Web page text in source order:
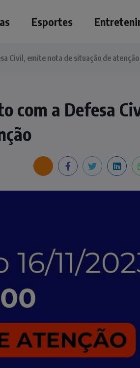
Esportes
Civil, emite nota de situação de atenção
com a Defesa